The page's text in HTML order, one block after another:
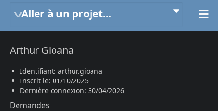
Aller à un projet...
Arthur Gioana
Identifiant: arthur.gioana
Inscrit le: 01/10/2025
Dernière connexion: 30/04/2026
Demandes